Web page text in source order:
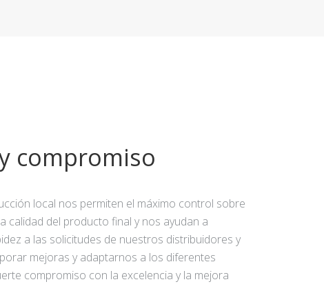
compromiso
local nos permiten el máximo control sobre
calidad del producto final y nos ayudan a
a las solicitudes de nuestros distribuidores y
mejoras y adaptarnos a los diferentes
compromiso con la excelencia y la mejora